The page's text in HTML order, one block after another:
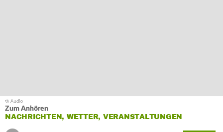
Zum Anhören
NACHRICHTEN, WETTER, VERANSTALTUNGEN